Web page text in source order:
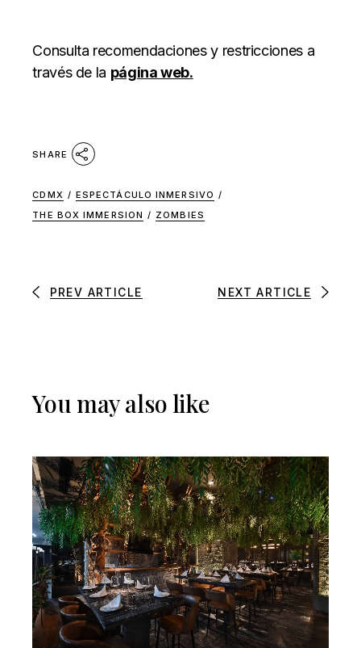
Consulta recomendaciones y restricciones a
través de la página web.
SHARE
CDMX / ESPECTÁCULO INMERSIVO /
THE BOX IMMERSION / ZOMBIES
PREV ARTICLE NEXT ARTICLE
You may also like